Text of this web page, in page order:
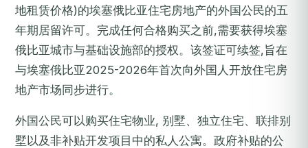
地租赁价格)的埃塞俄比亚住宅房地产的外国公民的五
年期居留许可。完成任何合格购买之前,需要获得埃塞
俄比亚城市与基础设施部的授权。该签证可续签,旨在
与埃塞俄比亚2025-2026年首次向外国人开放住宅房
地产市场同步进行。
外国公民可以购买住宅物业, 别墅、独立住宅、联排别
墅以及非补贴开发项目中的私人公寓。政府补贴的公